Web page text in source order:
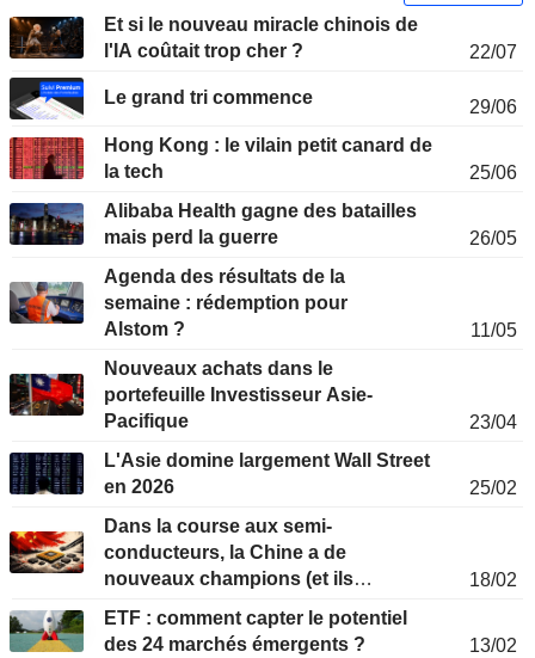
Et si le nouveau miracle chinois de
l'IA coûtait trop cher ?
22/07
Le grand tri commence
29/06
Hong Kong : le vilain petit canard de
la tech
25/06
Alibaba Health gagne des batailles
mais perd la guerre
26/05
Agenda des résultats de la
semaine : rédemption pour
Alstom ?
11/05
Nouveaux achats dans le
portefeuille Investisseur Asie-
Pacifique
23/04
L'Asie domine largement Wall Street
en 2026
25/02
Dans la course aux semi-
conducteurs, la Chine a de
nouveaux champions (et ils
occidentaux)
18/02
ETF : comment capter le potentiel
des 24 marchés émergents ?
13/02